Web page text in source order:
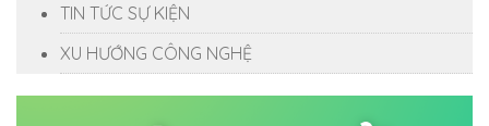
TIN TỨC SỰ KIỆN
XU HƯỚNG CÔNG NGHỆ